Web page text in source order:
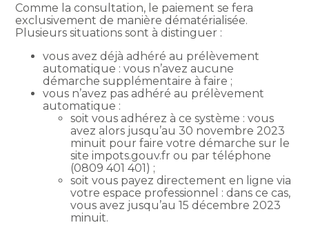
Comme la consultation, le paiement se fera
exclusivement de manière dématérialisée.
Plusieurs situations sont à distinguer :
vous avez déjà adhéré au prélèvement
automatique : vous n’avez aucune
démarche supplémentaire à faire ;
vous n’avez pas adhéré au prélèvement
automatique :
soit vous adhérez à ce système : vous
avez alors jusqu’au 30 novembre 2023
minuit pour faire votre démarche sur le
site impots.gouv.fr ou par téléphone
(0809 401 401) ;
soit vous payez directement en ligne via
votre espace professionnel : dans ce cas,
vous avez jusqu’au 15 décembre 2023
minuit.